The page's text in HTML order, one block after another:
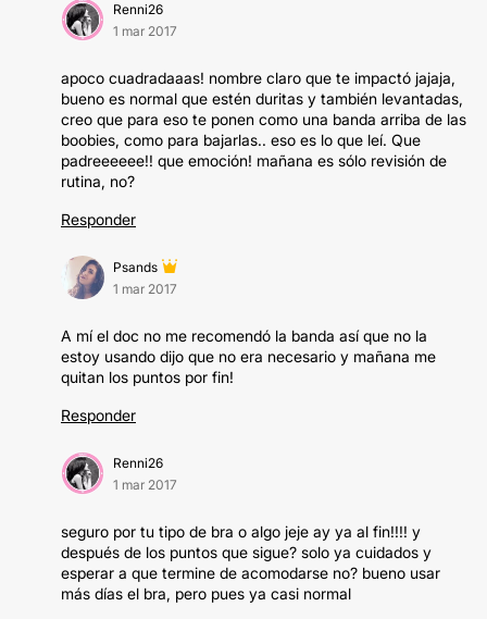
Renni26
1 mar 2017
apoco cuadradaaas! nombre claro que te impactó jajaja,
bueno es normal que estén duritas y también levantadas,
creo que para eso te ponen como una banda arriba de las
boobies, como para bajarlas.. eso es lo que leí. Que
padreeeeee!! que emoción! mañana es sólo revisión de
rutina, no?
Responder
Psands
1 mar 2017
A mí el doc no me recomendó la banda así que no la
estoy usando dijo que no era necesario y mañana me
quitan los puntos por fin!
Responder
Renni26
1 mar 2017
seguro por tu tipo de bra o algo jeje ay ya al fin!!!! y
después de los puntos que sigue? solo ya cuidados y
esperar a que termine de acomodarse no? bueno usar
más días el bra, pero pues ya casi normal